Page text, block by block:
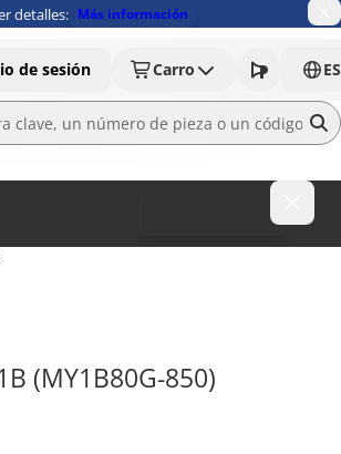
detalles: Más información
de sesión Carro ES
(MY1B80G-850)